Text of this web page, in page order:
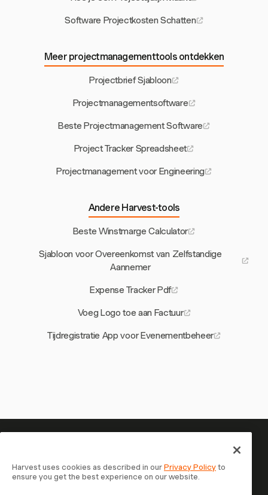
Software Projectkosten Schatten
Meer projectmanagementtools ontdekken
Projectbrief Sjabloon
Projectmanagementsoftware
Beste Projectmanagement Software
Project Tracker Spreadsheet
Projectmanagement voor Engineering
Andere Harvest-tools
Beste Winstmarge Calculator
Sjabloon voor Overeenkomst van Zelfstandige
Aannemer
Expense Tracker Pdf
Voeg Logo toe aan Factuur
Tijdregistratie App voor Evenementbeheer
Je tijd is het waard om bij te
houden — begin nu
Sluit je aan bij meer dan 70.000 bedrijven die tijd
Harvest uses cookies as described in ourPrivacy Policyto
ensure you get the best experience on our website.